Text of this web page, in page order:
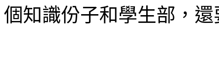
個知識份子和學生部，